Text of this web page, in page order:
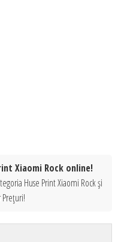
Xiaomi Rock online!
Huse Print Xiaomi Rock și